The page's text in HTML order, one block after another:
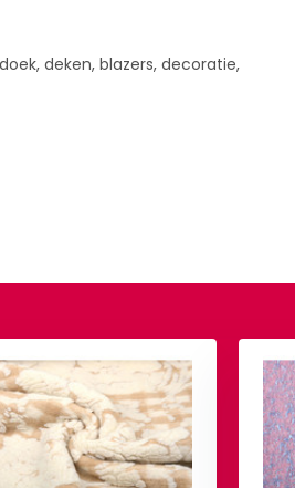
deken, blazers, decoratie,